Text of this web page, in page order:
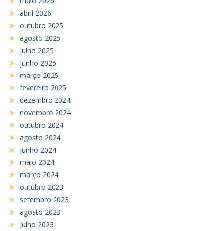
abril 2026
outubro 2025
agosto 2025
julho 2025
junho 2025
março 2025
fevereiro 2025
dezembro 2024
novembro 2024
outubro 2024
agosto 2024
junho 2024
maio 2024
março 2024
outubro 2023
setembro 2023
agosto 2023
julho 2023